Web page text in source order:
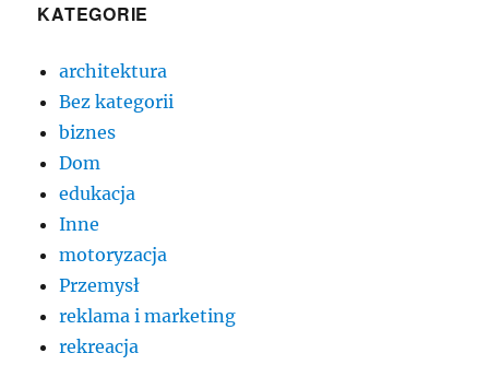
KATEGORIE
architektura
Bez kategorii
biznes
Dom
edukacja
Inne
motoryzacja
Przemysł
reklama i marketing
rekreacja